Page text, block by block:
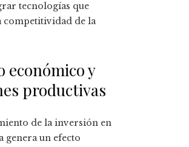
tecnologías que
competitividad de la
económico y
productivas
de la inversión en
genera un efecto